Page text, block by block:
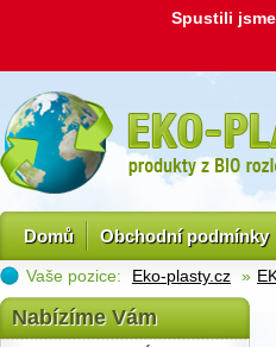
Spustili
Domů Obchodní podmínky
Vaše pozice: Eko-plasty.cz »
Nabízíme Vám